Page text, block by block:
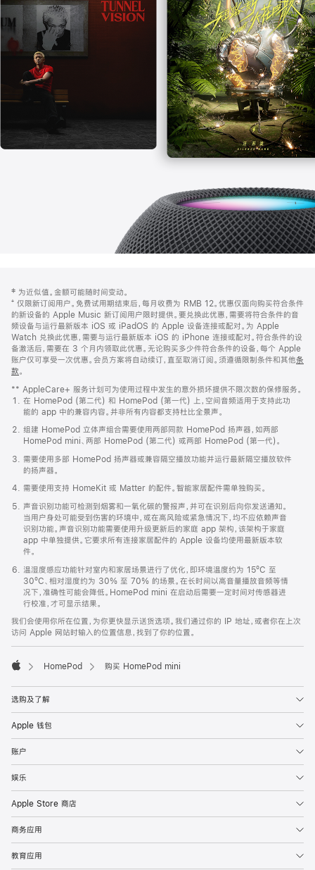
中
打
开)
页
页
脚
注
‡ 为近似值。金额可能随时间变动。
⁺ 仅限新订阅用户。免费试用期结束后，每月收费为 RMB 12。优惠仅面向购买符合条件
的新设备的 Apple Music 新订阅用户限时提供。要兑换此优惠，需要将符合条件的音
频设备与运行最新版本 iOS 或 iPadOS 的 Apple 设备连接或配对。为 Apple
Watch 兑换此优惠，需要与运行最新版本 iOS 的 iPhone 连接或配对。符合条件的设
备激活后，需要在 3 个月内领取此优惠。无论购买多少件符合条件的设备，每个 Apple
账户仅可享受一次优惠。会员方案将自动续订，直至取消订阅。须遵循限制条件和其他条
款。
窗
口
中
打
开)
** AppleCare+ 服务计划可为使用过程中发生的意外损坏提供不限次数的保修服务。
在 HomePod (第二代) 和 HomePod (第一代) 上，空间音频适用于支持此功
能的 app 中的兼容内容。并非所有内容都支持杜比全景声。
组建 HomePod 立体声组合需要使用两部同款 HomePod 扬声器，如两部
HomePod mini、两部 HomePod (第二代) 或两部 HomePod (第一代)。
需要使用多部 HomePod 扬声器或兼容隔空播放功能并运行最新隔空播放软件
的扬声器。
需要使用支持 HomeKit 或 Matter 的配件。智能家居配件需单独购买。
声音识别功能可检测到烟雾和一氧化碳的警报声，并可在识别后向你发送通知。
当用户身处可能受到伤害的环境中，或在高风险或紧急情况下，均不应依赖声音
识别功能。声音识别功能需要使用升级更新后的家庭 app 架构，该架构于家庭
app 中单独提供。它要求所有连接家居配件的 Apple 设备均使用最新版本软
件。
温湿度感应功能针对室内和家居场景进行了优化，即环境温度约为 15ºC 至
30ºC、相对湿度约为 30% 至 70% 的场景。在长时间以高音量播放音频等情
况下，准确性可能会降低。HomePod mini 在启动后需要一定时间对传感器进
行校准，才可显示结果。
我们会使用你所在位置，为你更快显示送货选项。我们通过你的 IP 地址，或者你在上次
访问 Apple 网站时输入的位置信息，找到了你的位置。
HomePod 购买 HomePod mini
选购及了解
Apple 钱包
账户
娱乐
Apple Store 商店
商务应用
教育应用